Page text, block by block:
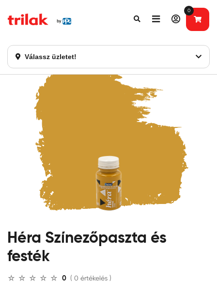
Válassz üzletet!
0
Fontos tájékoztatás!
Héra Színezőpaszta és
festék
0 ( 0 értékelés )